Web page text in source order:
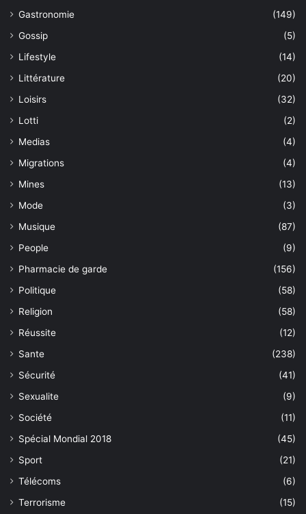
Gastronomie
(149)
Gossip
(5)
Lifestyle
(14)
Littérature
(20)
Loisirs
(32)
Lotti
(2)
Medias
(4)
Migrations
(4)
Mines
(13)
Mode
(3)
Musique
(87)
People
(9)
Pharmacie de garde
(156)
Politique
(58)
Religion
(58)
Réussite
(12)
Sante
(238)
Sécurité
(41)
Sexualite
(9)
Société
(11)
Spécial Mondial 2018
(45)
Sport
(21)
Télécoms
(6)
Terrorisme
(15)